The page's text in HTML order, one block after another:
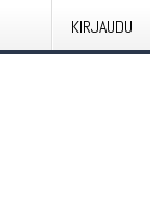
KIRJAUDU